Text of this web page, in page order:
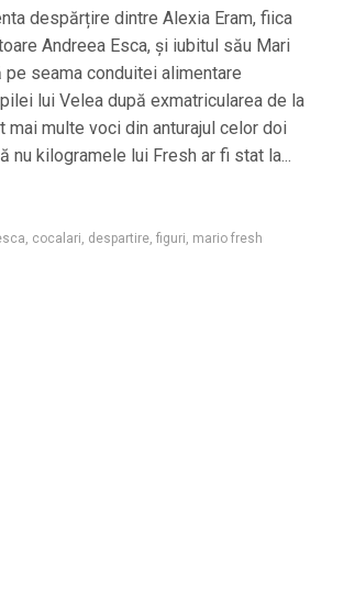
despărțire dintre Alexia Eram, fiica
Andreea Esca, și iubitul său Mari
seama conduitei alimentare
lui Velea după exmatricularea de la
mai multe voci din anturajul celor doi
nu kilogramele lui Fresh ar fi stat la...
cocalari despartire figuri mario fresh